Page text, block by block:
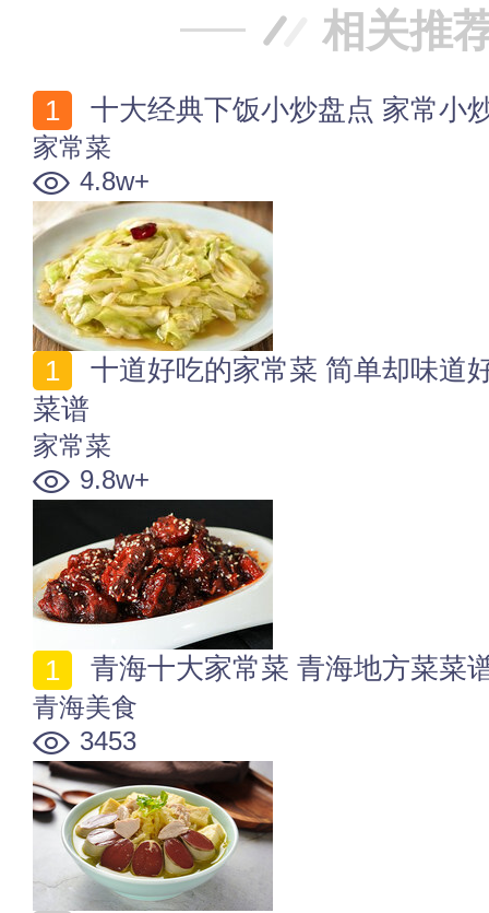
相关推
十大经典下饭小炒盘点 家常小
家常菜
4.8w+
菜谱
家常菜
9.8w+
青海十大家常菜 青海地方菜菜
青海美食
3453